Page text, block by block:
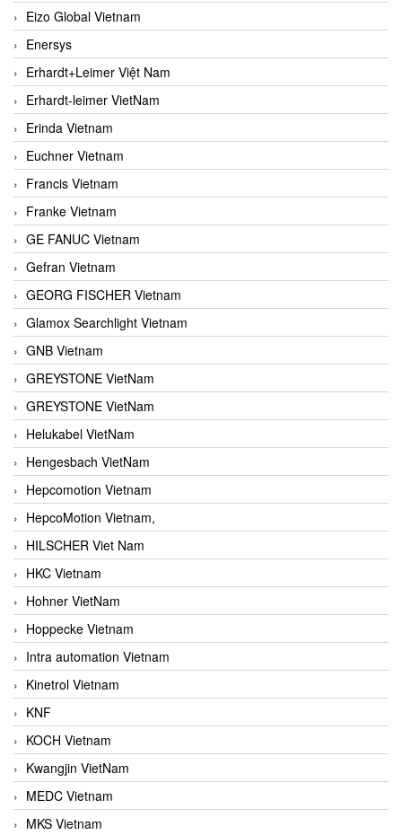
Eizo Global Vietnam
Enersys
Erhardt+Leimer Việt Nam
Erhardt-leimer VietNam
Erinda Vietnam
Euchner Vietnam
Francis Vietnam
Franke Vietnam
GE FANUC Vietnam
Gefran Vietnam
GEORG FISCHER Vietnam
Glamox Searchlight Vietnam
GNB Vietnam
GREYSTONE VietNam
GREYSTONE VietNam
Helukabel VietNam
Hengesbach VietNam
Hepcomotion Vietnam
HepcoMotion Vietnam,
HILSCHER Viet Nam
HKC Vietnam
Hohner VietNam
Hoppecke Vietnam
Intra automation Vietnam
Kinetrol Vietnam
KNF
KOCH Vietnam
Kwangjin VietNam
MEDC Vietnam
MKS Vietnam